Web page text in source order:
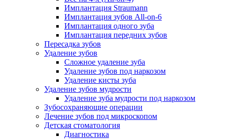
Имплантация Straumann
Имплантация зубов All-on-6
Имплантация одного зуба
Имплантация передних зубов
Пересадка зубов
Удаление зубов
Сложное удаление зуба
Удаление зубов под наркозом
Удаление кисты зуба
Удаление зубов мудрости
Удаление зуба мудрости под наркозом
Зубосохраняющие операции
Лечение зубов под микроскопом
Детская стоматология
Диагностика